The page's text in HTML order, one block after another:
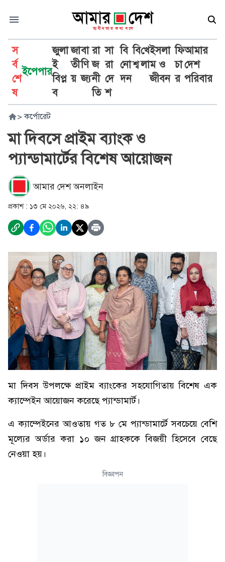
স
র্ব
শে
ষ
ইপেপার
জুলা
ই
বিপ্ল
ব
জা
তী
য়
বা
ণি
জ্য
রা
জ
নী
তি
সা
রা
দে
শ
বি
নো
দন
বি
শ্ব
খে
লা
ইসলা
ম ও
জীবন
ফি
চা
র
আমার
দেশ
পরিবার
> কর্পোরেট
মা দিবসে প্রাইম ব্যাংক ও
প্যান্ডামার্টের বিশেষ আয়োজন
আমার দেশ অনলাইন
প্রকাশ : ১৩ মে ২০২৬, ২২: ৪৯
মা দিবস উপলক্ষে প্রাইম ব্যাংকের সহযোগিতায় বিশেষ এক
ক্যাম্পেইন আয়োজন করেছে প্যান্ডামার্ট।
এ ক্যাম্পেইনের আওতায় গত ৮ মে প্যান্ডামার্টে সবচেয়ে বেশি
মূল্যের অর্ডার করা ১০ জন গ্রাহককে বিজয়ী হিসেবে বেছে
নেওয়া হয়।
বিজ্ঞাপন